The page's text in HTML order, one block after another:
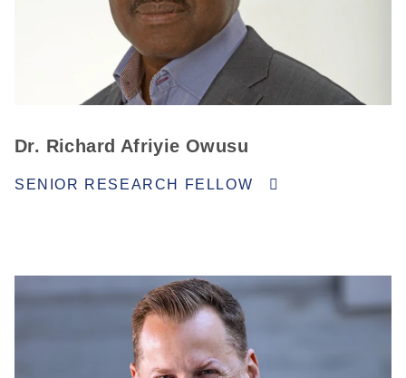
Dr. Richard Afriyie Owusu
SENIOR RESEARCH FELLOW